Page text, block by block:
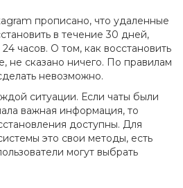
прописано, что удаленные
в течение 30 дней,
часов. О том, как восстановить
не сказано ничего. По правилам
невозможно.
ситуации. Если чаты были
важная информация, то
доступны. Для
это свои методы, есть
могут выбрать